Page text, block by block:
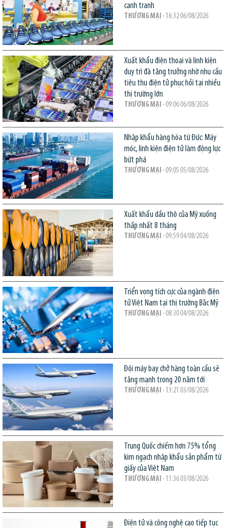
cạnh tranh
THƯƠNG MẠI - 16:32 06/08/2026
Xuất khẩu điện thoại và linh kiện
duy trì đà tăng trưởng nhờ nhu cầu
tiêu thụ điện tử phục hồi tại nhiều
thị trường lớn
THƯƠNG MẠI - 09:06 06/08/2026
Nhập khẩu hàng hóa từ Đức: Máy
móc, linh kiện điện tử làm động lực
bứt phá
THƯƠNG MẠI - 09:05 05/08/2026
Xuất khẩu dầu thô của Mỹ xuống
thấp nhất 8 tháng
THƯƠNG MẠI - 09:59 04/08/2026
Triển vọng tích cực của ngành điện
tử Việt Nam tại thị trường Bắc Mỹ
THƯƠNG MẠI - 08:30 04/08/2026
Đội máy bay chở hàng toàn cầu sẽ
tăng mạnh trong 20 năm tới
THƯƠNG MẠI - 13:21 03/08/2026
Trung Quốc chiếm hơn 75% tổng
kim ngạch nhập khẩu sản phẩm từ
giấy của Việt Nam
THƯƠNG MẠI - 11:36 03/08/2026
Điện tử và công nghệ cao tiếp tục